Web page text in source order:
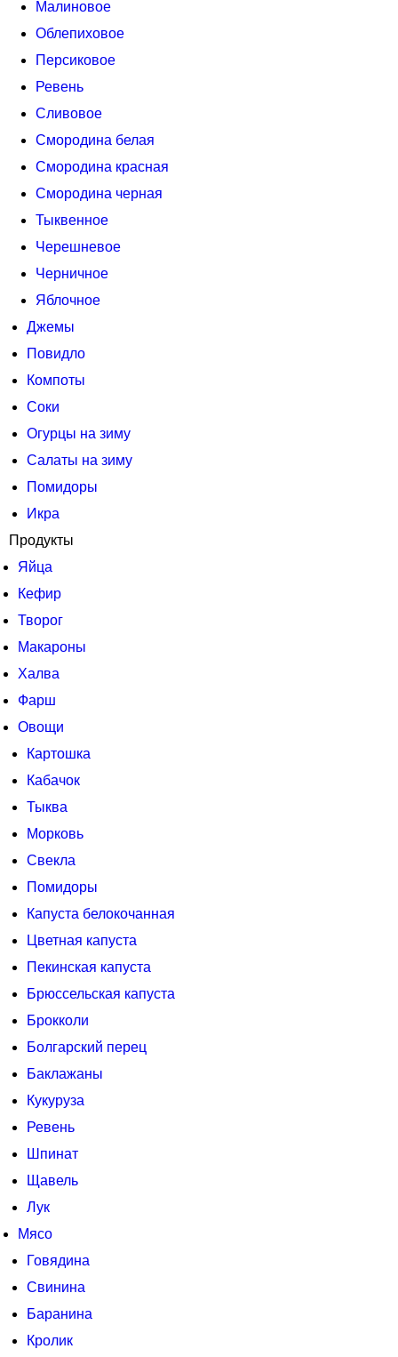
Малиновое
Облепиховое
Персиковое
Ревень
Сливовое
Смородина белая
Смородина красная
Смородина черная
Тыквенное
Черешневое
Черничное
Яблочное
Джемы
Повидло
Компоты
Соки
Огурцы на зиму
Салаты на зиму
Помидоры
Икра
Продукты
Яйца
Кефир
Творог
Макароны
Халва
Фарш
Овощи
Картошка
Кабачок
Тыква
Морковь
Свекла
Помидоры
Капуста белокочанная
Цветная капуста
Пекинская капуста
Брюссельская капуста
Брокколи
Болгарский перец
Баклажаны
Кукуруза
Ревень
Шпинат
Щавель
Лук
Мясо
Говядина
Свинина
Баранина
Кролик